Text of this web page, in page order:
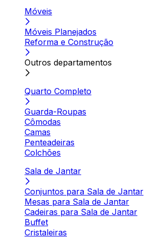
Móveis
Móveis Planejados
Reforma e Construção
Outros departamentos
Quarto Completo
Guarda-Roupas
Cômodas
Camas
Penteadeiras
Colchões
Sala de Jantar
Conjuntos para Sala de Jantar
Mesas para Sala de Jantar
Cadeiras para Sala de Jantar
Buffet
Cristaleiras